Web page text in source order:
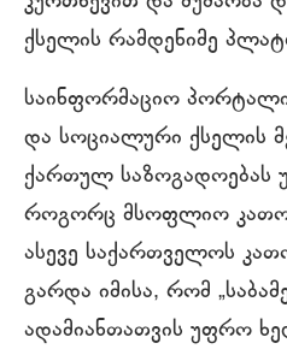
ქსელის რამდენიმე
საინფორმაციო
და სოციალური ქსელის
ქართულ საზოგადოებას
როგორც მსოფლიო
ასევე საქართველოს
გარდა იმისა, რომ
ადამიანთათვის უფრო